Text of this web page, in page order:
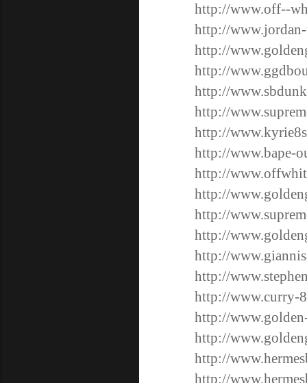
http://www.off--
http://
http://
http://
http://
http://
http://
http://www.bape-
http://
http://
http://
http://
http://
http://
http://www.curry-
http://
http://
http://
http://